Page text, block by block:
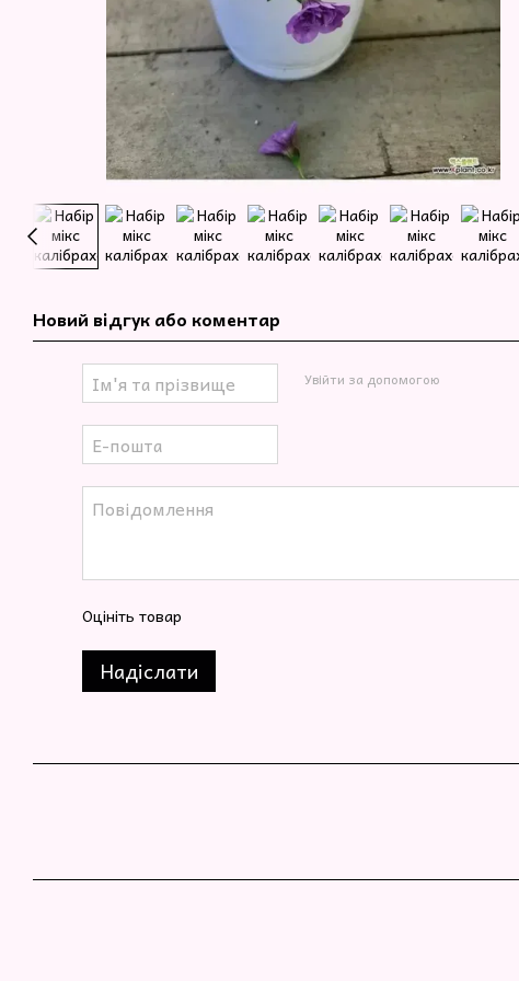
Новий відгук або коментар
Увійти за допомогою
Оцініть товар
Надіслати